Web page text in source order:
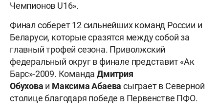
Чемпионов U16».
Финал соберет 12 сильнейших команд России и
Беларуси, которые сразятся между собой за
главный трофей сезона. Приволжский
федеральный округ в финале представит «Ак
Барс»-2009. КомандаДмитрия
Обухова и Максима Абаева сыграет в Северной
столице благодаря победе в Первенстве ПФО.